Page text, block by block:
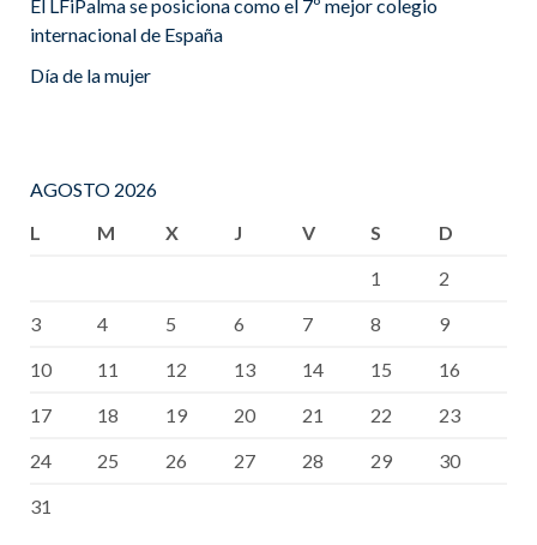
El LFiPalma se posiciona como el 7º mejor colegio
internacional de España
Día de la mujer
AGOSTO 2026
L
M X J V S
D
1
2
3
4 5 6 7 8
9
10
11 12 13 14 15
16
17
18 19 20 21 22
23
24
25 26 27 28 29
30
31